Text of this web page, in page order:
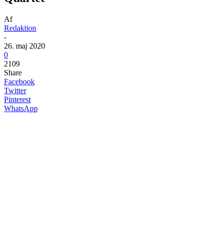
Af
Redaktion
-
26. maj 2020
0
2109
Share
Facebook
Twitter
Pinterest
WhatsApp